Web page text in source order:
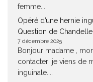
femme...
Opéré d’une hernie
Question de Chandelle
7 décembre 2025
Bonjour madame ,
contacter ,je viens de
inguinale....